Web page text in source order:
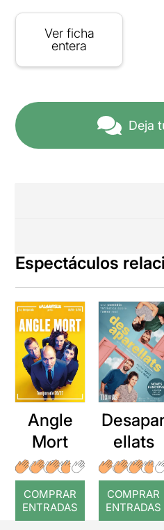
Ver ficha
entera
Deja
Espectáculos
Angle
Mort
COMPRAR
ENTRADAS
ellats
COMPRAR
ENTRADAS